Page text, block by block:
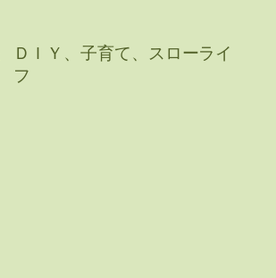
ＤＩＹ、子育て、スローライ
フ